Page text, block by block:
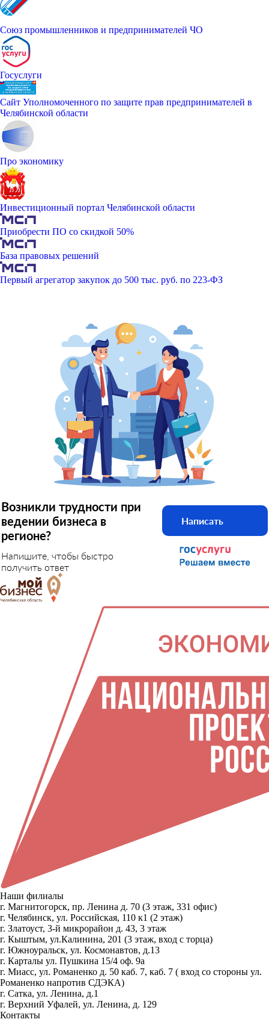
Союз промышленников и предпринимателей ЧО
Госуслуги
Сайт Уполномоченного по защите прав предпринимателей в
Челябинской области
Про экономику
Инвестиционный портал Челябинской области
Приобрести ПО со скидкой 50%
База правовых решений
Первый агрегатор закупок до 500 тыс. руб. по 223-ФЗ
Возникли трудности при
ведении бизнеса в
регионе?
Напишите, чтобы быстро
получить ответ
Написать
Наши филиалы
г. Магнитогорск, пр. Ленина д. 70 (3 этаж, 331 офис)
г. Челябинск, ул. Российская, 110 к1 (2 этаж)
г. Златоуст, 3-й микрорайон д. 43, 3 этаж
г. Кыштым, ул.Калинина, 201 (3 этаж, вход с торца)
г. Южноуральск, ул. Космонавтов, д.13
г. Карталы ул. Пушкина 15/4 оф. 9а
г. Миасс, ул. Романенко д. 50 каб. 7, каб. 7 ( вход со стороны ул.
Романенко напротив СДЭКА)
г. Сатка, ул. Ленина, д.1
г. Верхний Уфалей, ул. Ленина, д. 129
Контакты